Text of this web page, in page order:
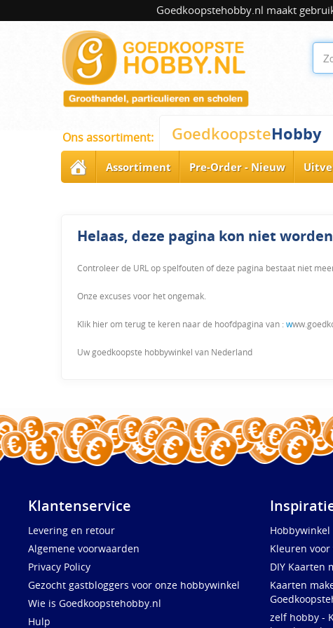
Goedkoopstehobby.nl maakt
Ons assortiment: GoedkoopsteHobby
Assortiment Pre-Order - Nieuw
Helaas, deze pagina kon niet
Controleer de URL op spelfouten of deze pagina bestaat niet
Onze excuses voor het ongemak.
Klik hier om terug te keren naar de hoofdpagina van : w
Uw goedkoopste hobbywinkel van Nederland
Klantenservice
Levering en retour
Algemene voorwaarden
Privacy Policy
Gezocht gastbloggers voor onze hobbywinkel
Wie is Goedkoopstehobby.nl
Hulp
Hobbywinkel
Kleuren
DIY Kaarten
Kaarten
zelf hobby -